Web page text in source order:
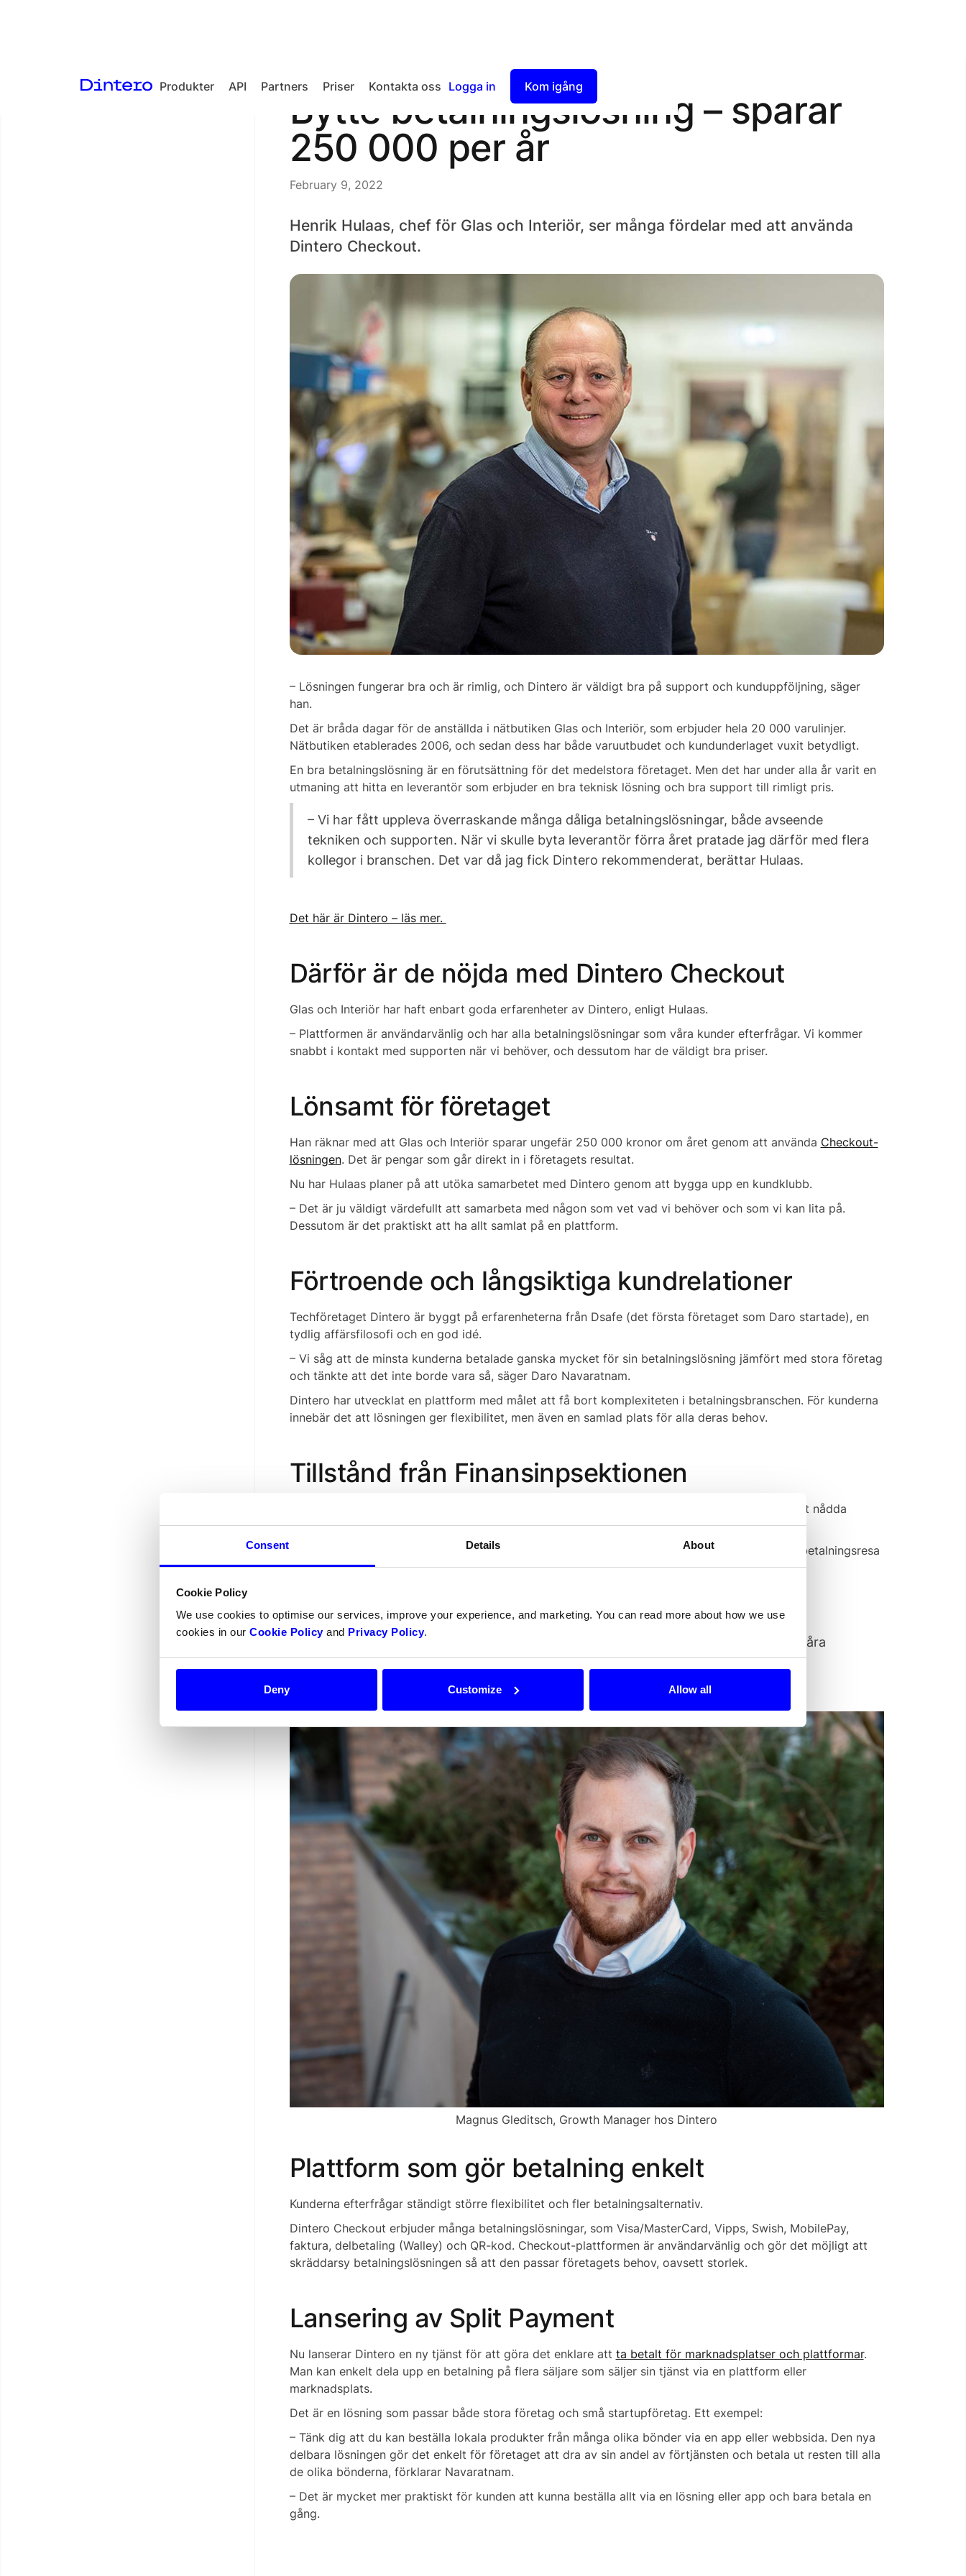
Consent Details About
Cookie Policy
We use cookies to optimise our services, improve your experience, and marketing. You can read more about how we use
cookies in our Cookie Policyand Privacy Policy.
Deny Customize Allow all
Produkter API Partners Priser
Checkout
Split Payout
Kontakta oss Logga in Kom igång
<- Back to articles
Bytte betalningslösning – sparar
250 000 per år
February 9, 2022
‍Henrik Hulaas, chef för Glas och Interiör, ser många fördelar med att använda
Dintero Checkout.
– Lösningen fungerar bra och är rimlig, och Dintero är väldigt bra på support och kunduppföljning, säger
han.
Det är bråda dagar för de anställda i nätbutiken Glas och Interiör, som erbjuder hela 20 000 varulinjer.
Nätbutiken etablerades 2006, och sedan dess har både varuutbudet och kundunderlaget vuxit betydligt.
En bra betalningslösning är en förutsättning för det medelstora företaget. Men det har under alla år varit en
utmaning att hitta en leverantör som erbjuder en bra teknisk lösning och bra support till rimligt pris.
– Vi har fått uppleva överraskande många dåliga betalningslösningar, både avseende
tekniken och supporten. När vi skulle byta leverantör förra året pratade jag därför med flera
kollegor i branschen. Det var då jag fick Dintero rekommenderat, berättar Hulaas.
Det här är Dintero – läs mer.
Därför är de nöjda med Dintero Checkout
Glas och Interiör har haft enbart goda erfarenheter av Dintero, enligt Hulaas.
– Plattformen är användarvänlig och har alla betalningslösningar som våra kunder efterfrågar. Vi kommer
snabbt i kontakt med supporten när vi behöver, och dessutom har de väldigt bra priser.
Lönsamt för företaget
Han räknar med att Glas och Interiör sparar ungefär 250 000 kronor om året genom att använda Checkout-
lösningen. Det är pengar som går direkt in i företagets resultat.
Nu har Hulaas planer på att utöka samarbetet med Dintero genom att bygga upp en kundklubb.
– Det är ju väldigt värdefullt att samarbeta med någon som vet vad vi behöver och som vi kan lita på.
Dessutom är det praktiskt att ha allt samlat på en plattform.
Förtroende och långsiktiga kundrelationer
Techföretaget Dintero är byggt på erfarenheterna från Dsafe (det första företaget som Daro startade), en
tydlig affärsfilosofi och en god idé.
– Vi såg att de minsta kunderna betalade ganska mycket för sin betalningslösning jämfört med stora företag
och tänkte att det inte borde vara så, säger Daro Navaratnam.
Dintero har utvecklat en plattform med målet att få bort komplexiteten i betalningsbranschen. För kunderna
innebär det att lösningen ger flexibilitet, men även en samlad plats för alla deras behov.
Tillstånd från Finansinpsektionen
I dag har Dintero 16 anställda som jobbar med utveckling och försäljning. I november förra året nådda
företaget en ny milstolpe när de fick tillstånd från Finansinspektionen.
– Det är ett stort förtroende som kommer att göra det möjligt för oss att förenkla kundernas betalningsresa
ännu mer, säger Magnus Gleditsch, som är Growth Manager hos Dintero.
vidareutvecklar hela tiden för att förenkla vardagen för sina kunder.
– Vårt mål är sund tillväxt framför snabb tillväxt. Vi ska alltid leverera det vi lovar våra
kunder och följa upp bra med råd och support, berättar Magnus.
Magnus Gleditsch, Growth Manager hos Dintero
Plattform som gör betalning enkelt
Kunderna efterfrågar ständigt större flexibilitet och fler betalningsalternativ.
Dintero Checkout erbjuder många betalningslösningar, som Visa/MasterCard, Vipps, Swish, MobilePay,
faktura, delbetaling (Walley) och QR-kod. Checkout-plattformen är användarvänlig och gör det möjligt att
skräddarsy betalningslösningen så att den passar företagets behov, oavsett storlek.
Lansering av Split Payment
Nu lanserar Dintero en ny tjänst för att göra det enklare att ta betalt för marknadsplatser och plattformar.
Man kan enkelt dela upp en betalning på flera säljare som säljer sin tjänst via en plattform eller
marknadsplats.
Det är en lösning som passar både stora företag och små startupföretag. Ett exempel:
– Tänk dig att du kan beställa lokala produkter från många olika bönder via en app eller webbsida. Den nya
delbara lösningen gör det enkelt för företaget att dra av sin andel av förtjänsten och betala ut resten till alla
de olika bönderna, förklarar Navaratnam.
– Det är mycket mer praktiskt för kunden att kunna beställa allt via en lösning eller app och bara betala en
gång.